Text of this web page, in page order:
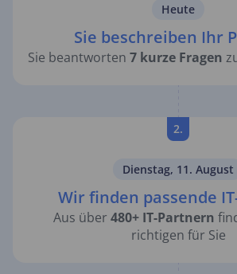
Heute
Sie beschreiben Ihr
Sie beantworten 7 kurze Fragen
2.
Dienstag, 11. August
Wir finden passende
Aus über 480+ IT-Partnern
richtigen für Sie